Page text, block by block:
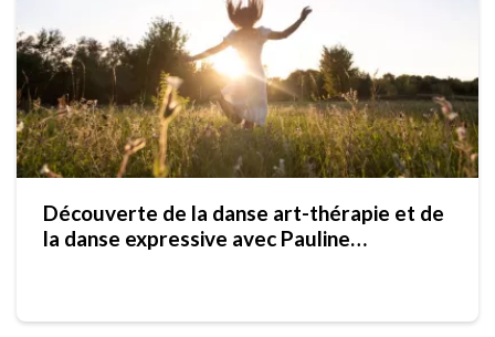
Découverte de la danse art-thérapie et de
la danse expressive avec Pauline